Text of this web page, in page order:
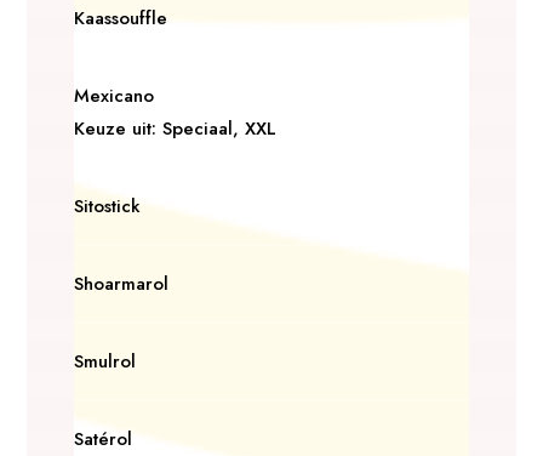
Kaassouffle
Mexicano
Keuze uit: Speciaal, XXL
Sitostick
Shoarmarol
Smulrol
Satérol